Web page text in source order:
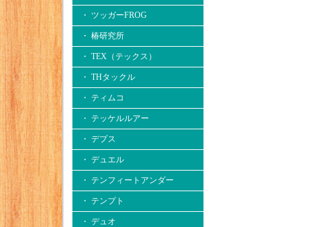
・ ツッガーFROG
・ 椿研究所
・ TEX（テックス）
・ THタックル
・ ティムコ
・ テッケルルアー
・ デプス
・ デュエル
・ テンフィートアンダー
・ テンプト
・ デュオ